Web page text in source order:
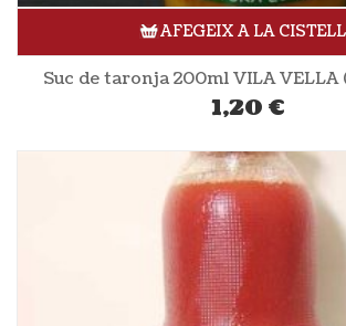
AFEGEIX A LA
Suc de taronja 200ml VILA VELLA
1,20 €